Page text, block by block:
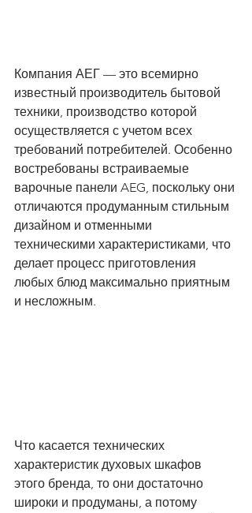
Компания АЕГ — это всемирно
известный производитель бытовой
техники, производство которой
осуществляется с учетом всех
требований потребителей. Особенно
востребованы встраиваемые
варочные панели AEG, поскольку они
отличаются продуманным стильным
дизайном и отменными
техническими характеристиками, что
делает процесс приготовления
любых блюд максимально приятным
и несложным.
Что касается технических
характеристик духовых шкафов
этого бренда, то они достаточно
широки и продуманы, а потому